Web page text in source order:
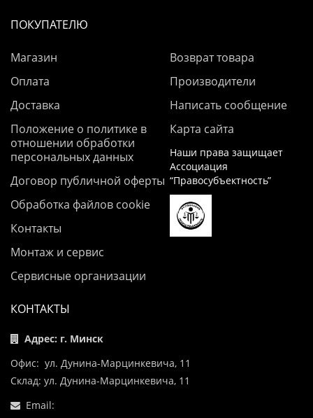
ПОКУПАТЕЛЮ
Магазин
Оплата
Доставка
Положение о политике в
отношении обработки
персональных данных
Договор публичной оферты
Обработка файлов cookie
Контакты
Монтаж и сервис
Сервисные организации
Возврат товара
Производители
Написать сообщение
Карта сайта
Наши права защищает
Ассоциация
“Правосубъектность”
КОНТАКТЫ
Адрес: г. Минск
Офис: ул. Дунина-Марцинкевича, 11
Склад: ул. Дунина-Марцинкевича, 11
Email: